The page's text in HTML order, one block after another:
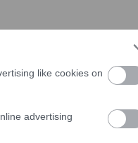
like cookies on
advertising
ίσως είναι
Ομάδος